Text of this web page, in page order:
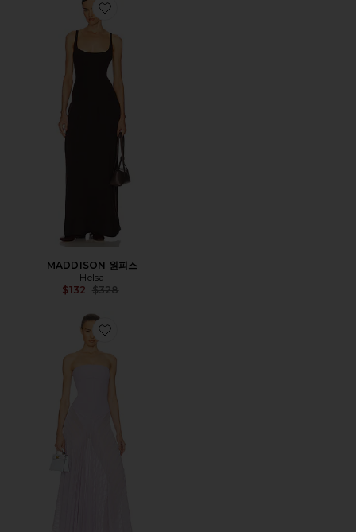
Favorite MADDISON 원피스
MADDISON 원피스
Helsa
$132 Previous price:
$328
Favorite JUNE 원피스